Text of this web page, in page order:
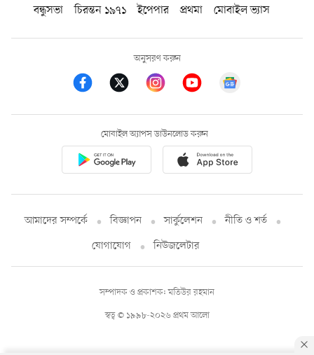
বন্ধুসভা
চিরন্তন ১৯৭১ ইপেপার প্রথমা মোবাইল ভ্যাস
অনুসরণ করুন
মোবাইল অ্যাপস ডাউনলোড করুন
আমাদের সম্পর্কে বিজ্ঞাপন সার্কুলেশন
নীতি ও শর্ত
যোগাযোগ
নিউজলেটার
স্বত্ব © ১৯৯৮-২০২৬ প্রথম আলো
সম্পাদক ও প্রকাশক: মতিউর রহমান